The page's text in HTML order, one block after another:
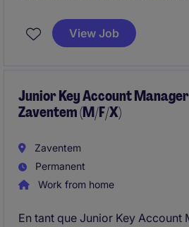
mailings, ainsi que création de
communication pour les réseaux
View Job
Junior Key Account
Zaventem (M/F/X)
Zaventem
Permanent
Work from home
En tant que Junior Key Account